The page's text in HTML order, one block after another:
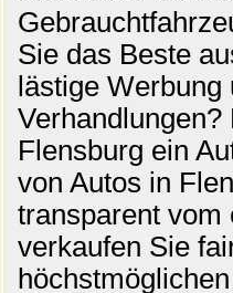
Sie das Beste
lästige
Flensburg ein
von Autos in
transparent vom
verkaufen Sie